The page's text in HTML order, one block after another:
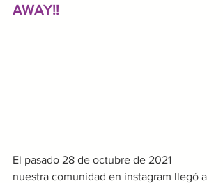
AWAY!!
El pasado 28 de octubre de 2021
nuestra comunidad en instagram llegó a